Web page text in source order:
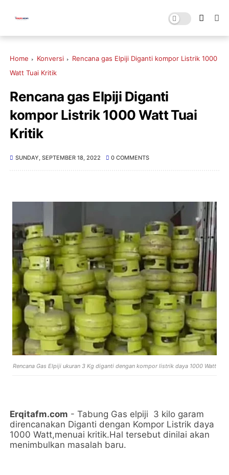
Home Konversi
Rencana gas Elpiji Diganti kompor Listrik 1000
Watt Tuai Kritik
Rencana gas Elpiji Diganti
kompor Listrik 1000 Watt Tuai
Kritik
SUNDAY, SEPTEMBER 18, 2022 0 COMMENTS
Rencana Gas Elpiji ukuran 3 Kg diganti dengan kompor listrik daya 1000 Watt
Erqitafm.com - Tabung Gas elpiji 3 kilo garam
direncanakan Diganti dengan Kompor Listrik daya
1000 Watt,menuai kritik.Hal tersebut dinilai akan
menimbulkan masalah baru.